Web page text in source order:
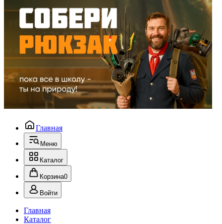
Главная
Меню
Каталог
Корзина0
Войти
Главная
Каталог